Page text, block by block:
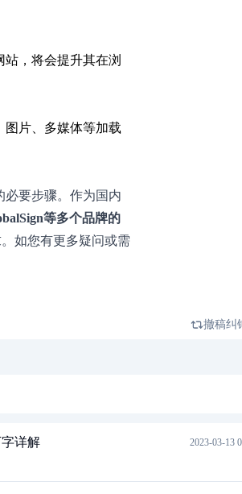
，将会提升其在浏
图片、多媒体等加载
必要步骤。作为国内
等多个品牌的
如您有更多疑问或需
撤稿纠
详解 2023-03-13